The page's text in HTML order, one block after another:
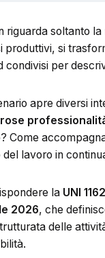
riguarda soltanto la
produttivi, si
condivisi per
apre diversi
Come
lavoro in
la UNI
2026, che
delle